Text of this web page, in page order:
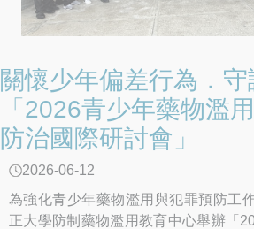
關懷少年偏差行為．
「2026青少年藥物濫
防治國際研討會」
2026-06-12
為強化青少年藥物濫用與犯罪預防工
正大學防制藥物濫用教育中心舉辦「